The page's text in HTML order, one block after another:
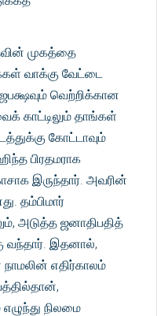
முகத்தை
வாக்கு வேட்டை
வெற்றிக்கான
காட்டிலும் தாங்கள்
கோட்டாவும்
பிரதமராக
இருந்தார். அவரின்
தம்பிமார்
அடுத்த ஜனாதிபதித்
வந்தார். இதனால்,
எதிர்காலம்
நிலமை